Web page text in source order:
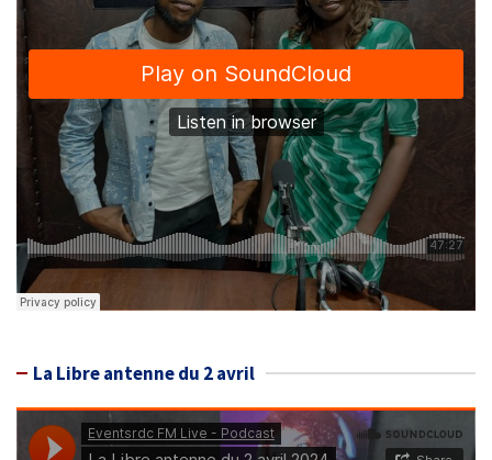
La Libre antenne du 2 avril